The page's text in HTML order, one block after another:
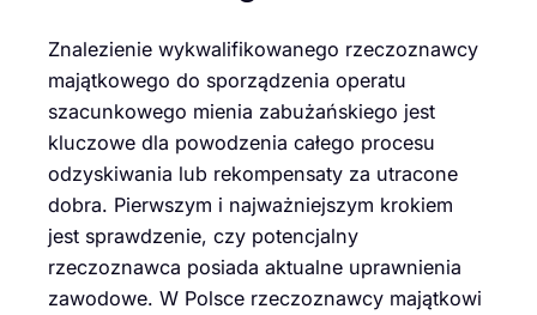
Znalezienie wykwalifikowanego rzeczoznawcy
majątkowego do sporządzenia operatu
szacunkowego mienia zabużańskiego jest
kluczowe dla powodzenia całego procesu
odzyskiwania lub rekompensaty za utracone
dobra. Pierwszym i najważniejszym krokiem
jest sprawdzenie, czy potencjalny
rzeczoznawca posiada aktualne uprawnienia
zawodowe. W Polsce rzeczoznawcy majątkowi